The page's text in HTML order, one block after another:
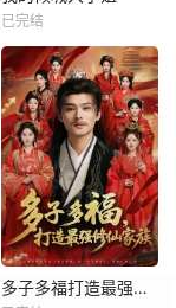
已完结
多子多福打造最强修仙家族